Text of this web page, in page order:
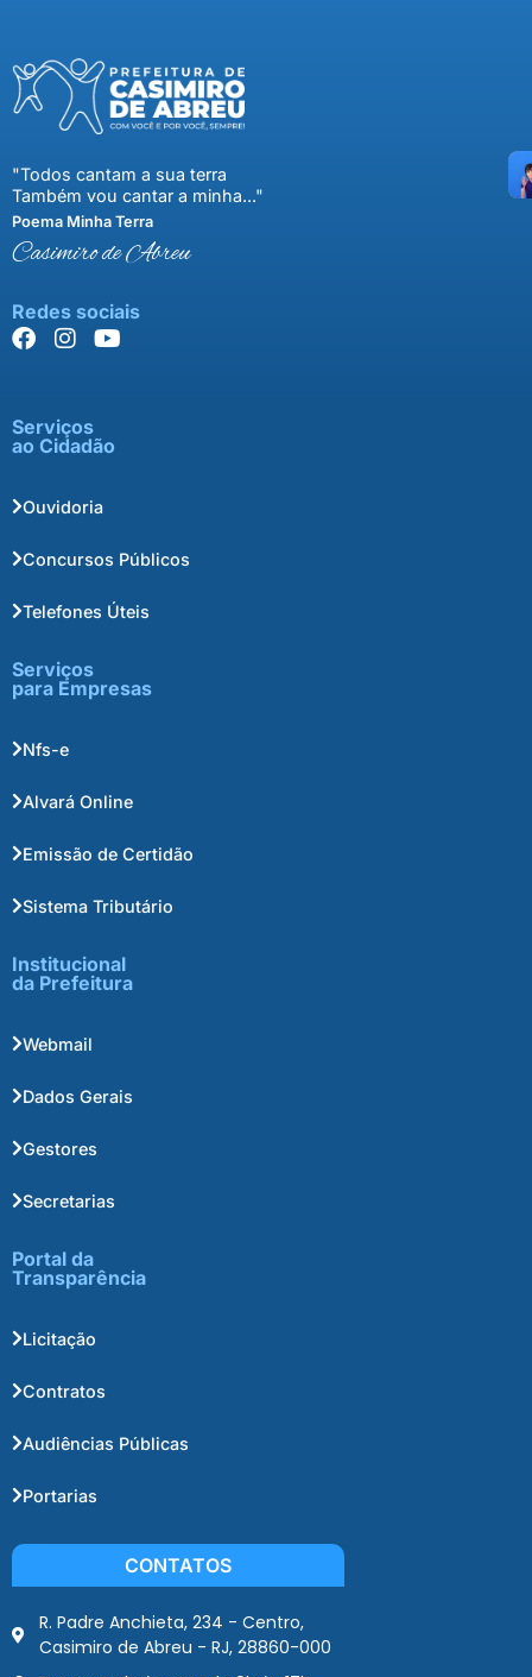
"Todos cantam a sua terra
Também vou cantar a minha..."
Poema Minha Terra
Casimiro de Abreu
Redes sociais
Serviços
ao Cidadão
Ouvidoria
Concursos Públicos
Telefones Úteis
Serviços
para Empresas
Nfs-e
Alvará Online
Emissão de Certidão
Sistema Tributário
Institucional
da Prefeitura
Webmail
Dados Gerais
Gestores
Secretarias
Portal da
Transparência
Licitação
Contratos
Audiências Públicas
Portarias
CONTATOS
R. Padre Anchieta, 234 - Centro,
Casimiro de Abreu - RJ, 28860-000